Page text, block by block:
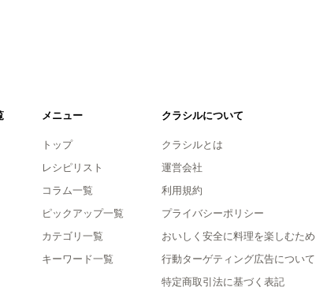
メニュー
トップ
レシピリスト
コラム一覧
ピックアップ一覧
カテゴリ一覧
キーワード一覧
クラシルについて
クラシルとは
運営会社
利用規約
プライバシーポリシー
おいしく安全に料理を楽しむため
行動ターゲティング広告について
特定商取引法に基づく表記